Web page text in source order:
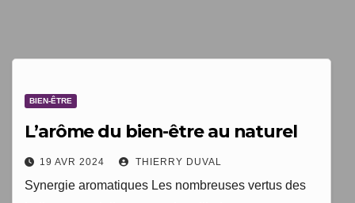
BIEN-ÊTRE
L’arôme du bien-être au naturel
19 AVR 2024 THIERRY DUVAL
Synergie aromatiques Les nombreuses vertus des
à télécharger gratuitement